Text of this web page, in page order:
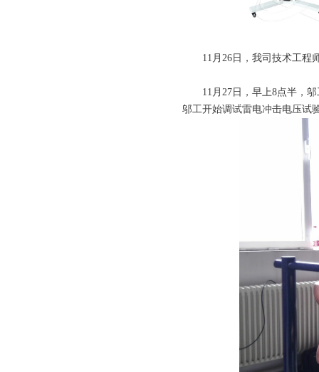
11月26日，我司技术工程师
11月27日，早上8点半，邬
邬工开始调试雷电冲击电压试